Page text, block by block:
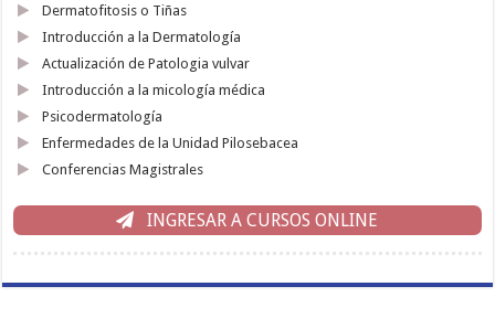
Dermatofitosis o Tiñas
Introducción a la Dermatología
Actualización de Patologia vulvar
Introducción a la micología médica
Psicodermatología
Enfermedades de la Unidad Pilosebacea
Conferencias Magistrales
INGRESAR A CURSOS ONLINE